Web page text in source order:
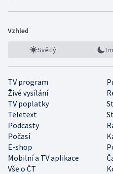
Vzhled
Světlý
TV program
Živé vysílání
TV poplatky
Teletext
Podcasty
Počasí
E-shop
Mobilní a TV aplikace
Vše o ČT